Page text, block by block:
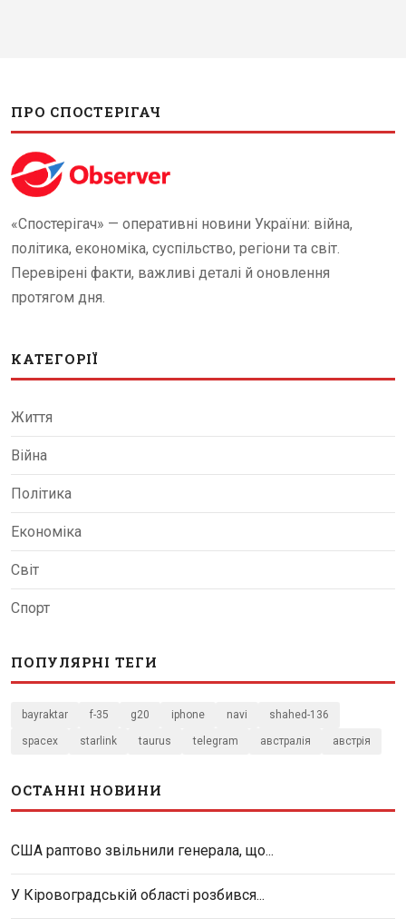
ПРО СПОСТЕРІГАЧ
«Спостерігач» — оперативні новини України: війна,
політика, економіка, суспільство, регіони та світ.
Перевірені факти, важливі деталі й оновлення
протягом дня.
КАТЕГОРІЇ
Життя
Війна
Політика
Економіка
Світ
Спорт
ПОПУЛЯРНІ ТЕГИ
bayraktar f-35 g20 iphone navi shahed-136
spacex starlink taurus telegram австралія австрія
ОСТАННІ НОВИНИ
США раптово звільнили генерала, що...
У Кіровоградській області розбився...